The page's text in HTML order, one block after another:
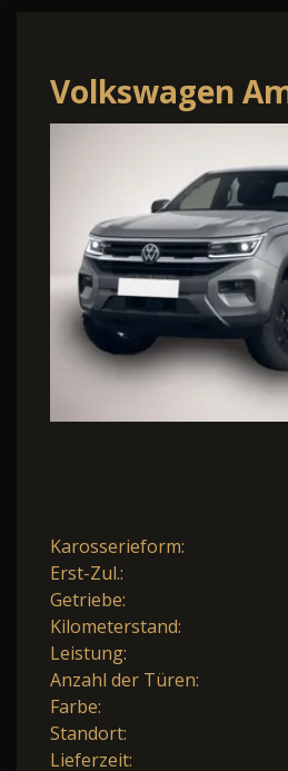
Volkswagen
PanAm
AssisP Matrix
Karosserieform:
Erst-Zul.:
Getriebe:
Kilometerstand:
Leistung:
Anzahl der Türen:
Farbe:
Standort:
Lieferzeit: